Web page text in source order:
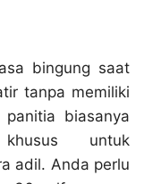
bingung saat
tanpa memiliki
biasanya
untuk
adil. Anda perlu